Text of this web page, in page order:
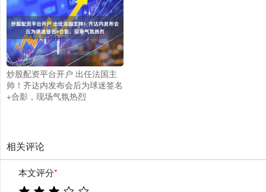
炒股配资平台开户 出任法国主
帅！齐达内发布会后为球迷签名
+合影，现场气氛热烈
相关评论
本文评分*